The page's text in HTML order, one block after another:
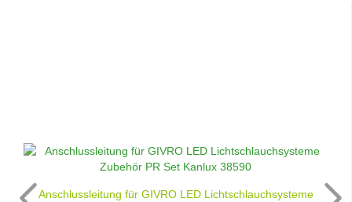
Anschlussleitung für GIVRO LED Lichtschlauchsysteme